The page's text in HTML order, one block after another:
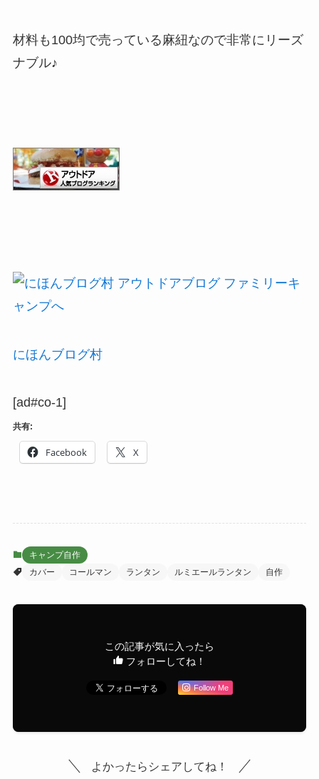
材料も100均で売っている麻紐なので非常にリーズ
ナブル♪
にほんブログ村
[ad#co-1]
共有:
Facebook X
キャンプ自作
カバー
コールマン ランタン ルミエールランタン 自作
この記事が気に入ったら
フォローしてね！
Follow Me
よかったらシェアしてね！